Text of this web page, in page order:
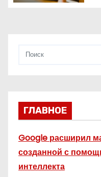
ГЛАВНОЕ
Google расширил
созданной с
интеллекта